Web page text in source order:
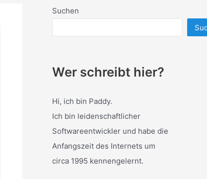
Suchen
Wer schreibt hier?
Hi, ich bin Paddy.
Ich bin leidenschaftlicher
Softwareentwickler und habe die
Anfangszeit des Internets um
circa 1995 kennengelernt.